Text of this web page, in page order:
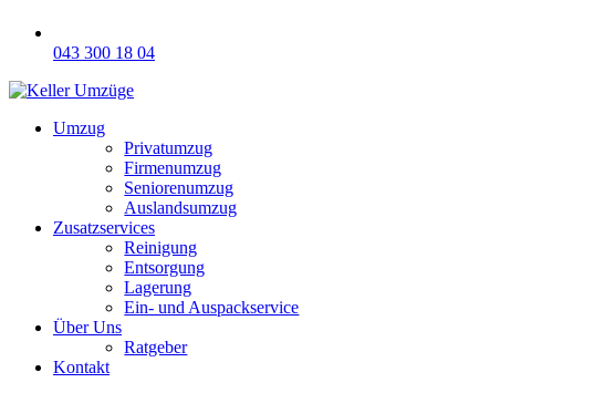
043 300 18 04
Umzug
Privatumzug
Firmenumzug
Seniorenumzug
Auslandsumzug
Zusatzservices
Reinigung
Entsorgung
Lagerung
Ein- und Auspackservice
Über Uns
Ratgeber
Kontakt